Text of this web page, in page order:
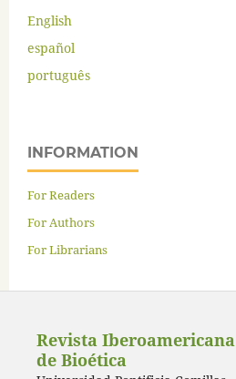
English
español
português
INFORMATION
For Readers
For Authors
For Librarians
Revista Iberoamericana
de Bioética